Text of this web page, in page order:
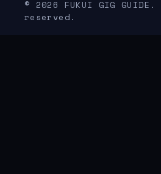
© 2026 FUKUI GIG
reserved.